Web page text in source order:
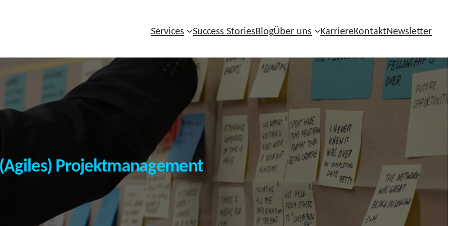
Services Success StoriesBlogÜber uns KarriereKontaktNewsletter
(Agiles) Projektmanagement